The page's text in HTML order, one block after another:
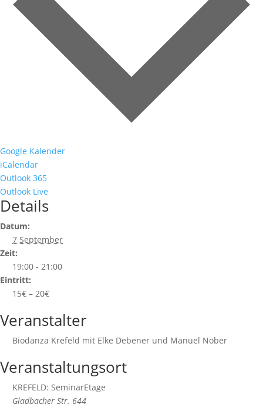
Google Kalender
iCalendar
Outlook 365
Outlook Live
Details
Datum:
7 September
Zeit:
19:00 - 21:00
Eintritt:
15€ – 20€
Veranstalter
Biodanza Krefeld mit Elke Debener und Manuel Nober
Veranstaltungsort
KREFELD: SeminarEtage
Gladbacher Str. 644